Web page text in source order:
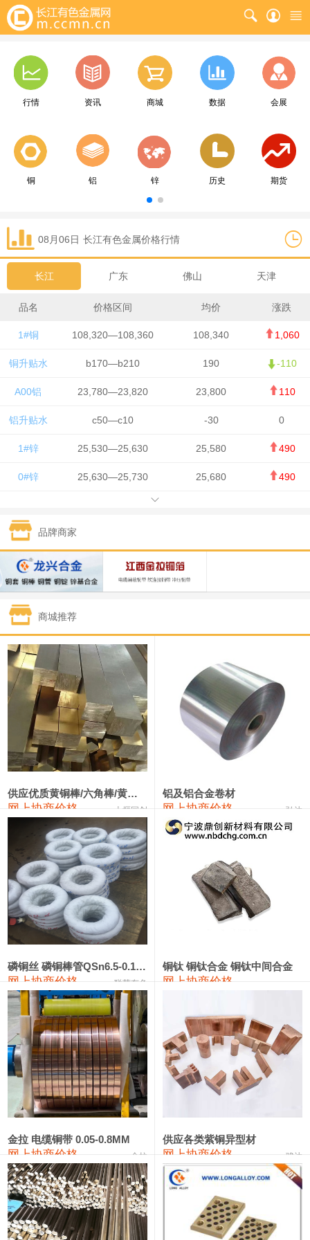
行情 资讯 商城 数据 会展
铜 铝 锌 历史 期货
08月06日 长江有色金属价格行情
长江 广东 佛山 天津
品名 价格区间 均价 涨跌
1#铜 108,320—108,360 108,340 1,060
铜升贴水 b170—b210 190 -110
A00铝 23,780—23,820 23,800 110
铝升贴水 c50—c10 -30 0
1#锌 25,530—25,630 25,580 490
0#锌 25,630—25,730 25,680 490
1#锡 434,750—436,750
1#镍 131,200—132,400
1#白银 15,170—15,180 15,175 615
钯金
1#钴 331,000—351,000
1#锑 88,000—94,000 91,000
2#锑 84,000—90,000 87,000 0
1#镁 17,000—18,000 17,500
1#电解锰(99.7%袋装) 17,900—18,100 18,000
1#电解锰 18,800—19,000 18,900
1#铬 60,000—82,000
2202#硅 14,100—14,300
553#硅 9,200—9,400 9,300
3303#硅 10,300—10,500 10,400
441#硅 9,500—9,700
金属硅553#-331# 10,000 0
漆包线 111,610—115,610 113,610
磷铜合金 110,400—117,200 113,800 1,050
无氧铜丝(硬) 109,350—109,650 109,500
R410A专用紫铜管 113,340—113,340
铸造铝合金锭(A380） 26,200—26,400 26,300 100
铝合金ADC12 24,100—24,300 100
铸造铝合金锭(ZL102) 24,100—24,300 24,200
品牌商家
商城推荐
供应优质黄铜棒/六角棒/黄铜方板
网上协商价格 十堰同创
铝及铝合金卷材
网上协商价格 弘达
磷铜丝 磷铜棒管QSn6.5-0.1 7-0.2 8-0.3
网上协商价格 联荣有色
铜钛 铜钛合金 铜钛中间合金
网上协商价格
金拉 电缆铜带 0.05-0.8MM
网上协商价格 金拉
供应各类紫铜异型材
网上协商价格 骏达